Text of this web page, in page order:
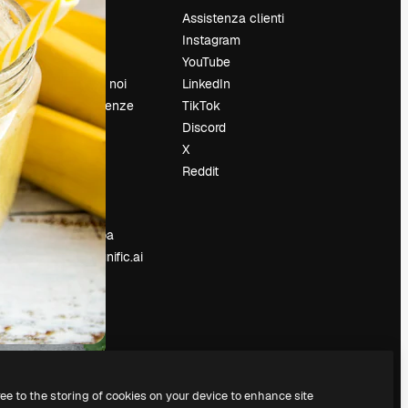
Prezzi
Chi siamo
Recensioni
Lavora con noi
Cerca tendenze
Blog
Vendi i tuoi
contenuti
Sala stampa
Cerchi magnific.ai
Assistenza clienti
Instagram
YouTube
LinkedIn
TikTok
Discord
X
Reddit
to the storing of cookies on your device to enhance site